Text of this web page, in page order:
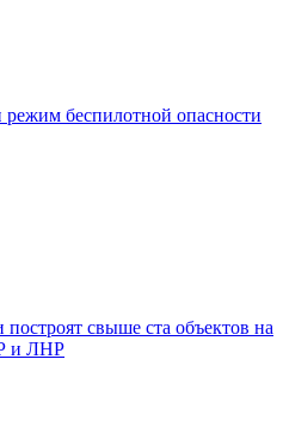
беспилотной опасности
свыше ста объектов на
и ЛНР